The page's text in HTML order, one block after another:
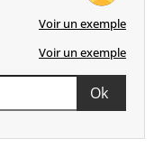
Voir un exemple
Voir un exemple